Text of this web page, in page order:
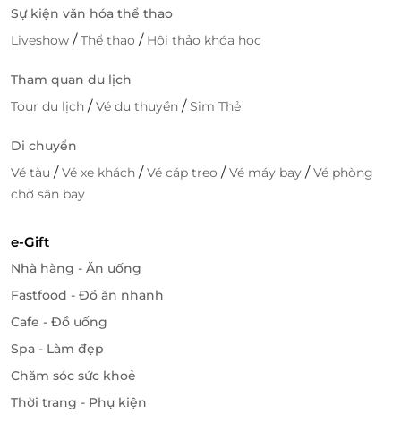
Sự kiện văn hóa thể thao
Liveshow /Thể thao / Hội thảo khóa học
Tham quan du lịch
Tour du lịch /Vé du thuyền /Sim Thẻ
Di chuyển
Vé tàu /Vé xe khách /Vé cáp treo /Vé máy bay /Vé phòng
chờ sân bay
e-Gift
Nhà hàng - Ăn uống
Fastfood - Đồ ăn nhanh
Cafe - Đồ uống
Spa - Làm đẹp
Chăm sóc sức khoẻ
Thời trang - Phụ kiện